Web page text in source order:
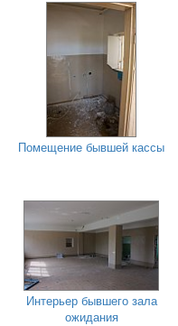
Помещение бывшей кассы
Интерьер бывшего зала
ожидания